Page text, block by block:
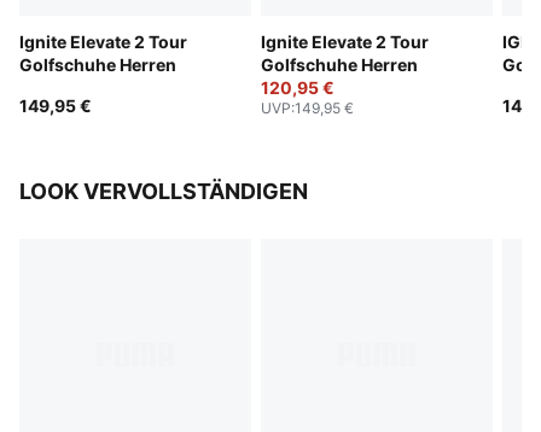
Ignite Elevate 2 Tour
Golfschuhe Herren
149,95 €
Ignite Elevate 2 Tour
Golfschuhe Herren
120,95 €
UVP:149,95 €
LOOK VERVOLLSTÄNDIGEN